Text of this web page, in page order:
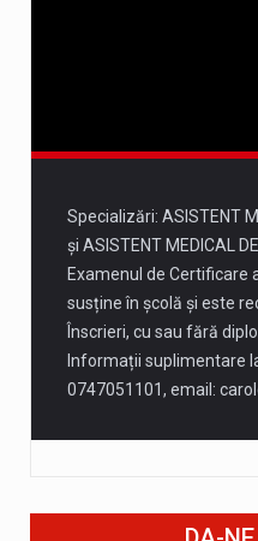
Specializări: ASISTENT
și ASISTENT MEDICAL
Examenul de Certificare
susține în școlă și este
Înscrieri, cu sau fără
Informații suplimentare
0747051101, email: